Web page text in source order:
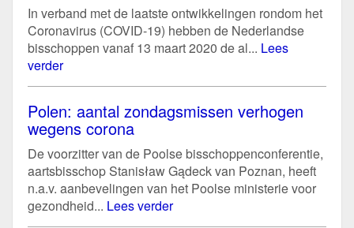
In verband met de laatste ontwikkelingen rondom het
Coronavirus (COVID-19) hebben de Nederlandse
bisschoppen vanaf 13 maart 2020 de al... Lees
verder
Polen: aantal zondagsmissen verhogen
wegens corona
De voorzitter van de Poolse bisschoppenconferentie,
aartsbisschop Stanisław Gądeck van Poznan, heeft
n.a.v. aanbevelingen van het Poolse ministerie voor
gezondheid... Lees verder